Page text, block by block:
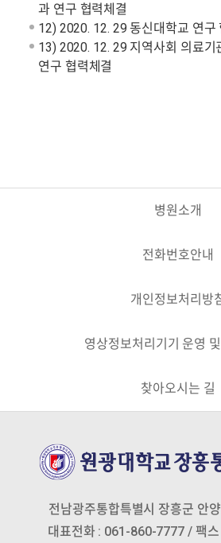
과 연구 협력체결
12) 2020. 12. 29 동신대학교 연구
13) 2020. 12. 29 지역사회 의료기
연구 협력체결
병원소개
전화번호안내
개인정보처리방
영상정보처리기기 운영
찾아오시는 길
전남광주통합특별시 장흥군 안
대표전화 : 061-860-7777 / 팩